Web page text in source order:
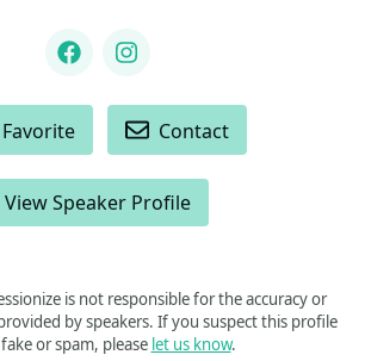
FacebookInstagram
Favorite Contact
View Speaker Profile
is not responsible for the accuracy or
by speakers. If you suspect this profile
or spam, please let us know.